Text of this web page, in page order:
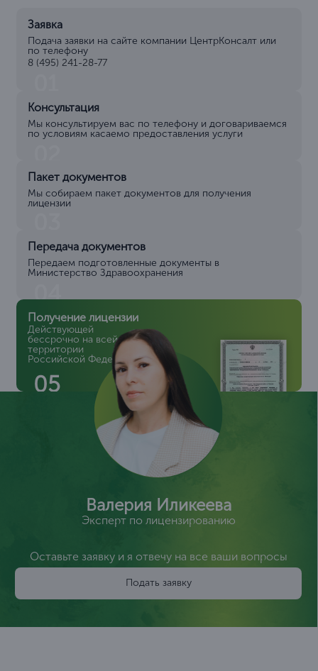
Заявка
Подача заявки на сайте компании ЦентрКонсалт или
по телефону
8 (495) 241-28-77
Консультация
Мы консультируем вас по телефону и договариваемся
по условиям касаемо предоставления услуги
Пакет документов
Мы собираем пакет документов для получения
лицензии
Передача документов
Передаем подготовленные документы в
Министерство Здравоохранения
04
Получение лицензии
Действующей
бессрочно на всей
территории
Российской Федерации
05
Валерия Иликеева
Эксперт по лицензированию
Оставьте заявку и я отвечу на все ваши вопросы
Подать заявку